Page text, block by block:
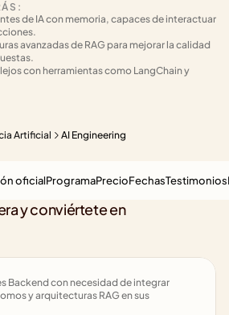
de IA con memoria, capaces de interactuar
avanzadas de RAG para mejorar la calidad
con herramientas como LangChain y
Artificial AI Engineering
y conviértete en
Backend con necesidad de integrar
y arquitecturas RAG en sus
oficialProgramaPrecioFechasTestimonios